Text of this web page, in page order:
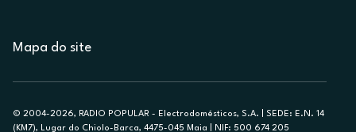
Mapa do site
© 2004-2026, RADIO POPULAR - Electrodomésticos, S.A. | SEDE: E.N. 14
(KM7), Lugar do Chiolo-Barca, 4475-045 Maia | NIF: 500 674 205